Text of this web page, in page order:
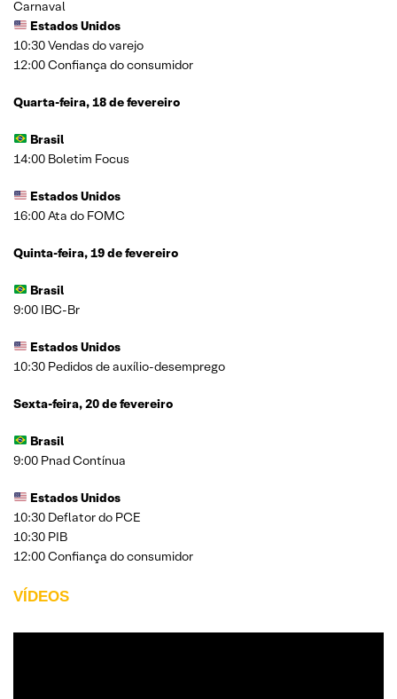
Carnaval
Estados Unidos
10:30 Vendas do varejo
12:00 Confiança do consumidor
Quarta-feira, 18 de fevereiro
Brasil
14:00 Boletim Focus
Estados Unidos
16:00 Ata do FOMC
Quinta-feira, 19 de fevereiro
Brasil
9:00 IBC-Br
Estados Unidos
10:30 Pedidos de auxílio-desemprego
Sexta-feira, 20 de fevereiro
Brasil
9:00 Pnad Contínua
Estados Unidos
10:30 Deflator do PCE
10:30 PIB
12:00 Confiança do consumidor
VÍDEOS